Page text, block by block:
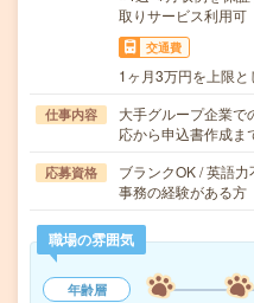
取りサービス利用可
交通費
1ヶ月3万円を上限
仕事内容
大手グループ企業で
応から申込書作成
応募資格
ブランクOK / 英語力
事務の経験がある方
職場の雰囲気
年齢層